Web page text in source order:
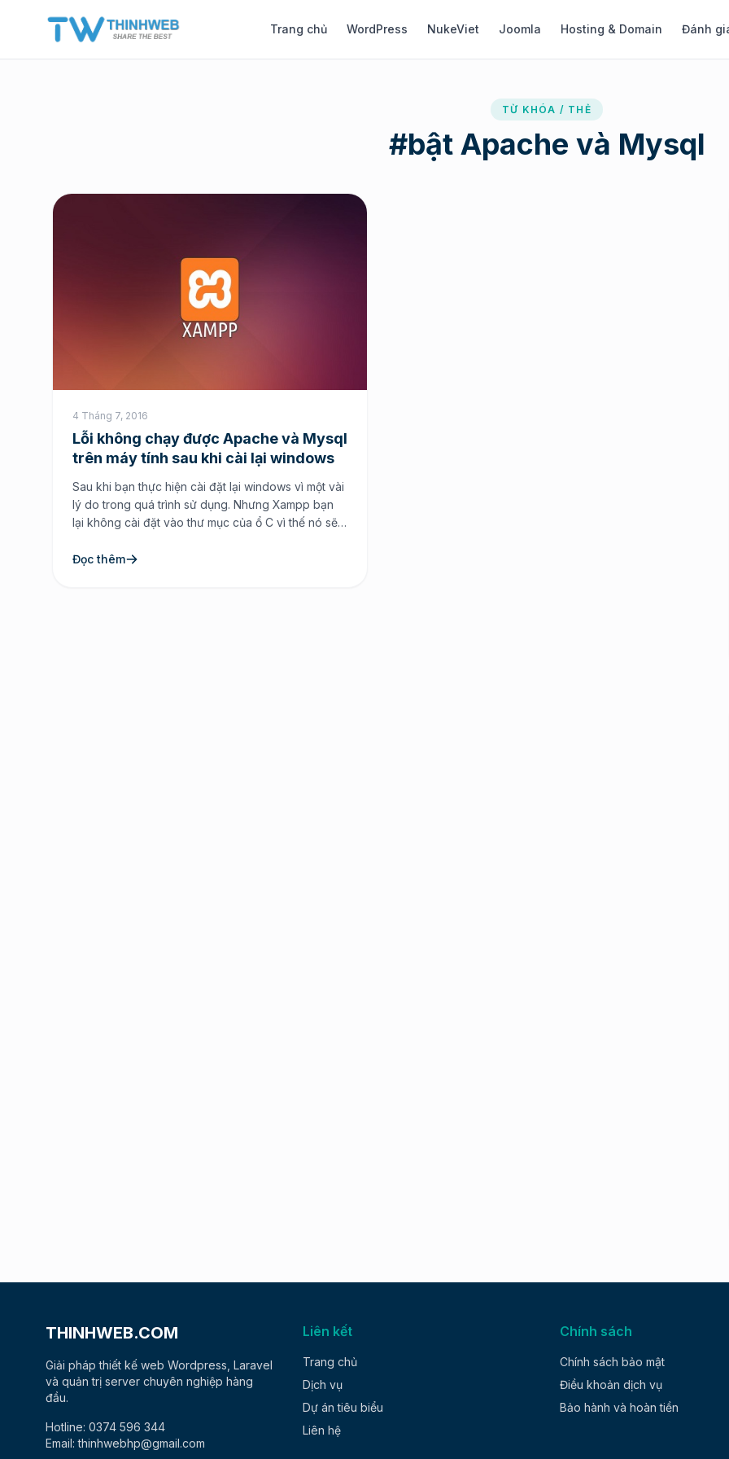
Trang chủ WordPress NukeViet Joomla Hosting & Domain Đánh
TỪ KHÓA / THẺ
#bật Apache và Mysql
4 Tháng 7, 2016
Lỗi không chạy được Apache và Mysql
trên máy tính sau khi cài lại windows
Sau khi bạn thực hiện cài đặt lại windows vì một vài
lý do trong quá trình sử dụng. Nhưng Xampp bạn
lại không cài đặt vào thư mục của ổ C vì thế nó sẽ
cài Xampp tại ổ C. Bởi vấn […]
Đọc thêm
THINHWEB.COM
Giải pháp thiết kế web Wordpress, Laravel
và quản trị server chuyên nghiệp hàng
đầu.
Hotline: 0374 596 344
Email: thinhwebhp@gmail.com
Liên kết
Trang chủ
Dịch vụ
Dự án tiêu biểu
Liên hệ
Chính sách
Chính sách bảo mật
Điều khoản dịch vụ
Bảo hành và hoàn tiền